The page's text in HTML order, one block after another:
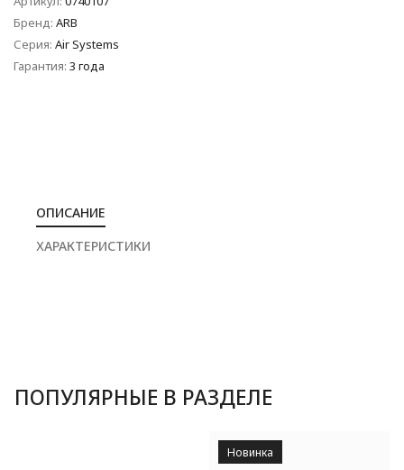
Бренд: ARB
Серия: Air Systems
Гарантия: 3 года
ОПИСАНИЕ
ХАРАКТЕРИСТИКИ
ПОПУЛЯРНЫЕ В РАЗДЕЛЕ
Новинка